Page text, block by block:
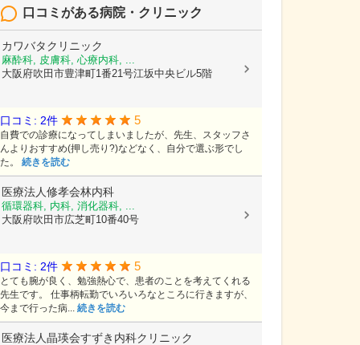
口コミがある病院・クリニック
カワバタクリニック
麻酔科, 皮膚科, 心療内科, ...
大阪府吹田市豊津町1番21号江坂中央ビル5階
口コミ: 2件 5
自費での診療になってしまいましたが、先生、スタッフさ
んよりおすすめ(押し売り?)などなく、自分で選ぶ形でし
た。 続きを読む
医療法人修孝会林内科
循環器科, 内科, 消化器科, ...
大阪府吹田市広芝町10番40号
口コミ: 2件 5
とても腕が良く、勉強熱心で、患者のことを考えてくれる
先生です。 仕事柄転勤でいろいろなところに行きますが、
今まで行った病... 続きを読む
医療法人晶瑛会すずき内科クリニック